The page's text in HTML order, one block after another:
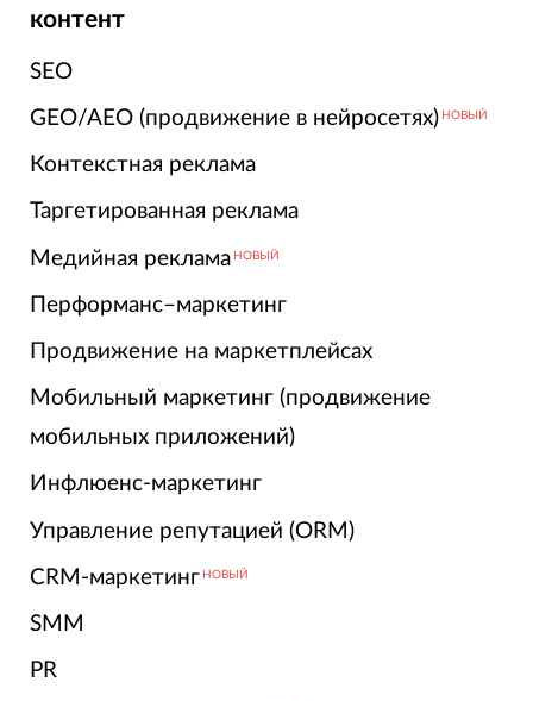
контент
SEO
GEO/AEO (продвижение в нейросетях) НОВЫЙ
Контекстная реклама
Таргетированная реклама
Медийная реклама НОВЫЙ
Перформанс–маркетинг
Продвижение на маркетплейсах
Мобильный маркетинг (продвижение
мобильных приложений)
Инфлюенс-маркетинг
Управление репутацией (ORM)
CRM-маркетинг НОВЫЙ
SMM
PR